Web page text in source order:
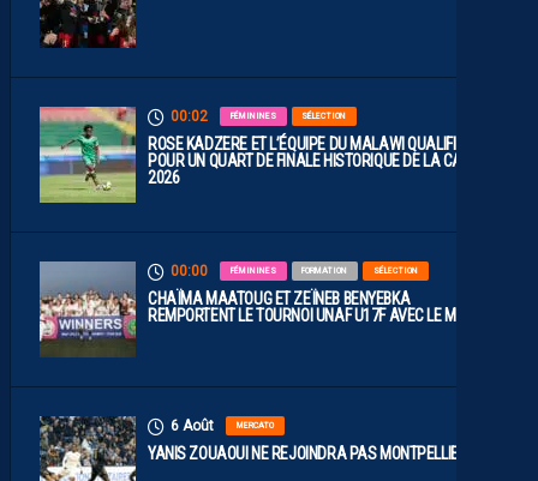
00:02 FÉMININES SÉLECTION
ROSE KADZERE ET L’ÉQUIPE DU MALAWI QUALIFIÉES
POUR UN QUART DE FINALE HISTORIQUE DE LA CAN
2026
00:00 FÉMININES FORMATION SÉLECTION
CHAÏMA MAATOUG ET ZEÏNEB BENYEBKA
REMPORTENT LE TOURNOI UNAF U17F AVEC LE MAROC
6 Août MERCATO
YANIS ZOUAOUI NE REJOINDRA PAS MONTPELLIER…